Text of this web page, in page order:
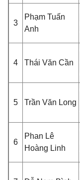
3
Phạm Tuấn
Anh
4 Thái Văn Cần
5 Trần Văn Long
6
Phan Lê
Hoàng Linh